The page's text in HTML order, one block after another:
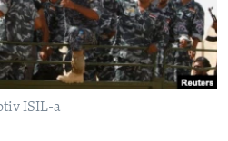
ISIL-a